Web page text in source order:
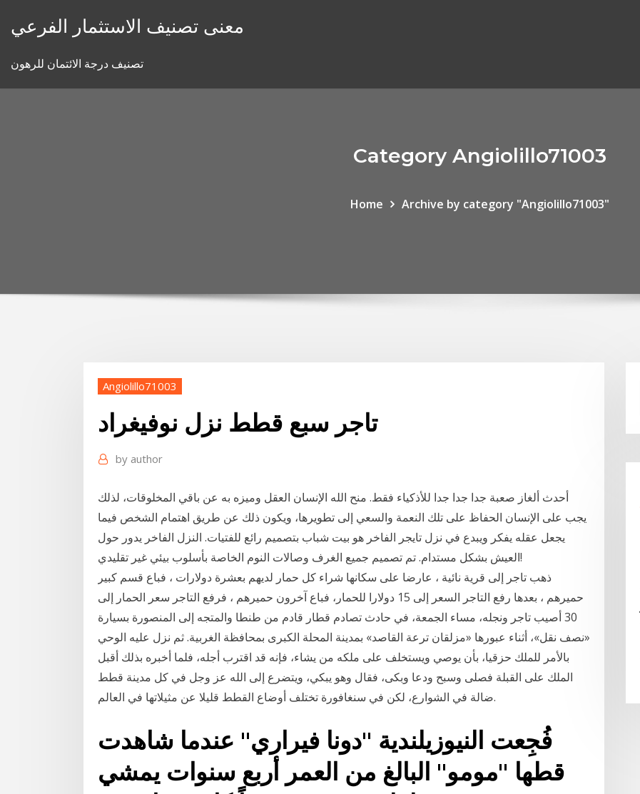
معنى تصنيف الاستثمار الفرعي
تصنيف درجة الائتمان للرهون
Category Angiolillo71003
Home Archive by category "Angiolillo71003"
Angiolillo71003
تاجر سبع قطط نزل نوفيغراد
by author
أحدث ألغاز صعبة جدا جدا جدا للأذكياء فقط. منح الله الإنسان العقل وميزه به عن باقي المخلوقات، لذلك
يجب على الإنسان الحفاظ على تلك النعمة والسعي إلى تطويرها، ويكون ذلك عن طريق اهتمام الشخص فيما
يجعل عقله يفكر ويبدع في نزل تايجر الفاخر هو بيت شباب بتصميم رائع للفتيات. النزل الفاخر يدور حول
العيش بشكل مستدام. تم تصميم جميع الغرف وصالات النوم الخاصة بأسلوب بيئي غير تقليدي!
ذهب تاجر إلى قرية نائية ، عارضا على سكانها شراء كل حمار لديهم بعشرة دولارات ، فباع قسم كبير
حميرهم ، بعدها رفع التاجر السعر إلى 15 دولارا للحمار، فباع آخرون حميرهم ، فرفع التاجر سعر الحمار إلى
30 أصيب تاجر ونجله، مساء الجمعة، في حادث تصادم قطار قادم من طنطا والمتجه إلى المنصورة بسيارة
«نصف نقل»، أثناء عبورها «مزلقان ترعة القاصد» بمدينة المحلة الكبرى بمحافظة الغربية. ثم نزل عليه الوحي
بالأمر للملك حزقيا، بأن يوصي ويستخلف على ملكه من يشاء، فإنه قد اقترب أجله، فلما أخبره بذلك أقبل
الملك على القبلة فصلى وسبح ودعا وبكى، فقال وهو يبكي، ويتضرع إلى الله عز وجل في كل مدينة قطط
ضالة في الشوارع، لكن في سنغافورة تختلف أوضاع القطط قليلا عن مثيلاتها في العالم.
فُجِعت النيوزيلندية "دونا فيراري" عندما شاهدت
قطها "مومو" البالغ من العمر أربع سنوات يمشي